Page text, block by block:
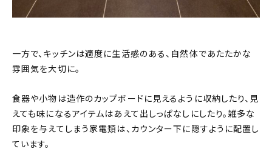
一方で、キッチンは適度に生活感のある、自然体であたたかな
雰囲気を大切に。
食器や小物は造作のカップボードに見えるように収納したり、見
えても味になるアイテムはあえて出しっぱなしにしたり。雑多な
印象を与えてしまう家電類は、カウンター下に隠すように配置し
ています。